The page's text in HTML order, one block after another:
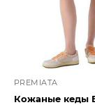
PREMIATA
Кожаные кеды